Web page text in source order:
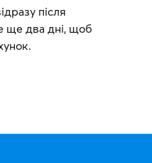
після
ще два дні, щоб